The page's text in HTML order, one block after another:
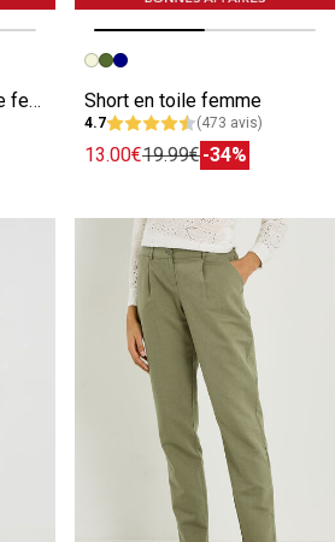
Pantalon large en maille femme
Image précédente
Image suivante
Short en toile femme
4.7 (473 avis)
13.00€19.99€-34%